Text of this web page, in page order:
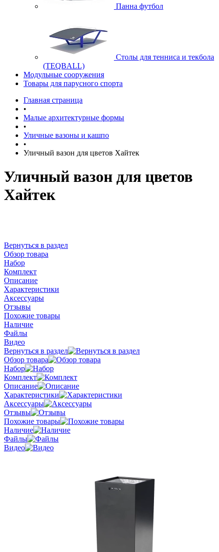
Панна футбол
Cтолы для тенниса и текбола
(TEQBALL)
Модульные сооружения
Товары для парусного спорта
Главная страница
•
Малые архитектурные формы
•
Уличные вазоны и кашпо
•
Уличный вазон для цветов Хайтек
Уличный вазон для цветов
Хайтек
Вернуться в раздел
Обзор товара
Набор
Комплект
Описание
Характеристики
Аксессуары
Отзывы
Похожие товары
Наличие
Файлы
Видео
Вернуться в раздел
Обзор товара
Набор
Комплект
Описание
Характеристики
Аксессуары
Отзывы
Похожие товары
Наличие
Файлы
Видео